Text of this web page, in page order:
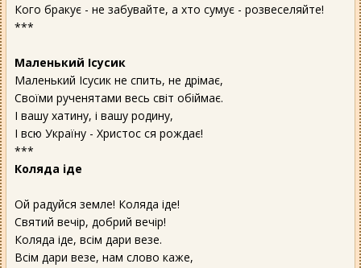
Кого бракує - не забувайте, а хто сумує - розвеселяйте!
***
Маленький Ісусик
Маленький Ісусик не спить, не дрімає,
Своїми рученятами весь світ обіймає.
І вашу хатину, і вашу родину,
І всю Україну - Христос ся рождає!
***
Коляда іде
Ой радуйся земле! Коляда іде!
Святий вечір, добрий вечір!
Коляда іде, всім дари везе.
Всім дари везе, нам слово каже,